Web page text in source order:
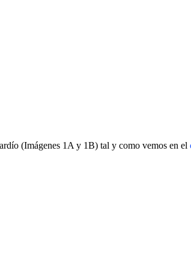
(Imágenes 1A y 1B) tal y como vemos en el